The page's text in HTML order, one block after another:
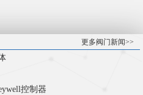
更多阀门新闻>>
控制器